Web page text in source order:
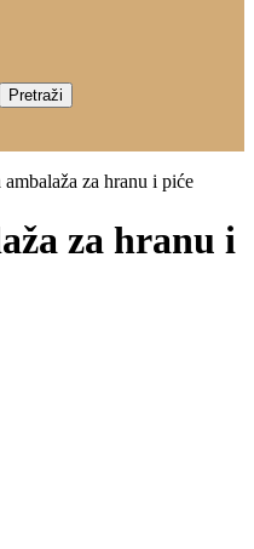
Pretraži
ambalaža za hranu i piće
za hranu i